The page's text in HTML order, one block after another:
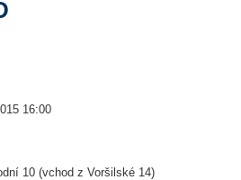
16:00
10 (vchod z Voršilské 14)